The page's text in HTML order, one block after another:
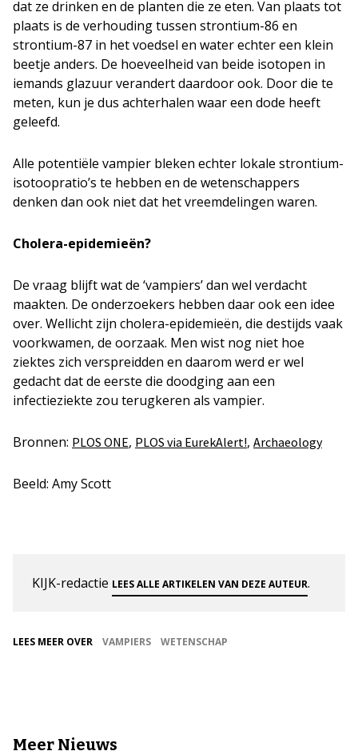
dat ze drinken en de planten die ze eten. Van plaats tot
plaats is de verhouding tussen strontium-86 en
strontium-87 in het voedsel en water echter een klein
beetje anders. De hoeveelheid van beide isotopen in
iemands glazuur verandert daardoor ook. Door die te
meten, kun je dus achterhalen waar een dode heeft
geleefd.
Alle potentiële vampier bleken echter lokale strontium-
isotoopratio’s te hebben en de wetenschappers
denken dan ook niet dat het vreemdelingen waren.
Cholera-epidemieën?
De vraag blijft wat de ‘vampiers’ dan wel verdacht
maakten. De onderzoekers hebben daar ook een idee
over. Wellicht zijn cholera-epidemieën, die destijds vaak
voorkwamen, de oorzaak. Men wist nog niet hoe
ziektes zich verspreidden en daarom werd er wel
gedacht dat de eerste die doodging aan een
infectieziekte zou terugkeren als vampier.
Bronnen: PLOS ONE, PLOS via EurekAlert!, Archaeology
Beeld: Amy Scott
KIJK-redactie LEES ALLE ARTIKELEN VAN DEZE AUTEUR.
LEES MEER OVER VAMPIERS WETENSCHAP
Meer Nieuws